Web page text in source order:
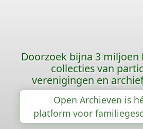
Doorzoek bijna 3
collecties van
verenigingen en
Open Archieven is
platform voor